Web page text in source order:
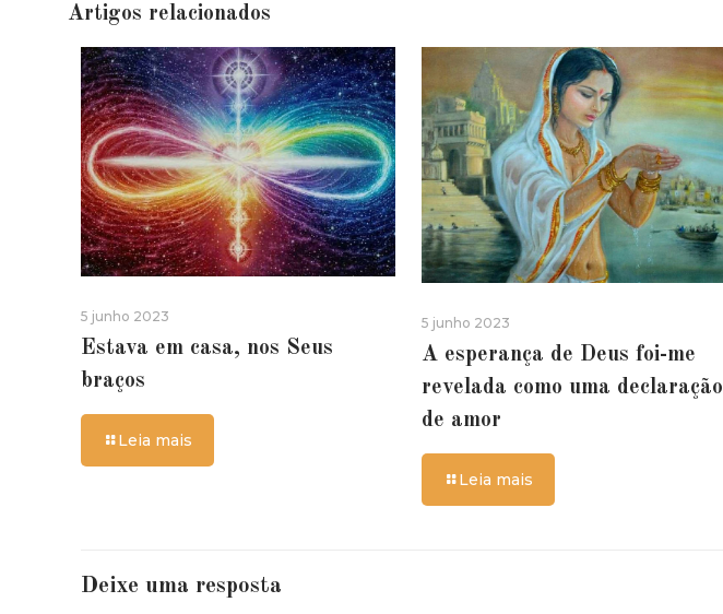
Artigos relacionados
5 junho 2023
Estava em casa, nos Seus
braços
Leia mais
5 junho 2023
A esperança de Deus foi-me
revelada como uma declaração
de amor
Leia mais
Deixe uma resposta